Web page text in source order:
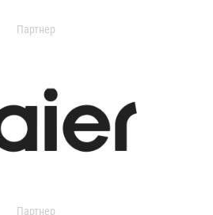
Партнер
Партнер